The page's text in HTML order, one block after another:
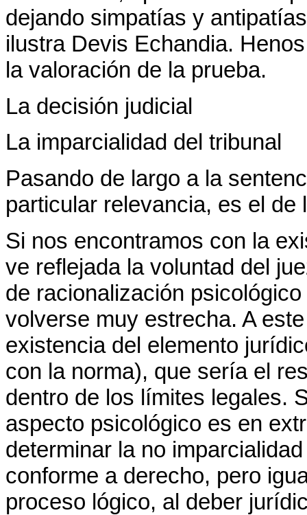
dejando simpatías y
ilustra Devis Echandia.
la valoración de la prueba.
La decisión judicial
La imparcialidad del tribunal
Pasando de largo a la
particular relevancia, es el de
Si nos encontramos con la
ve reflejada la voluntad del
de racionalización
volverse muy estrecha. A
existencia del elemento
con la norma), que sería el
dentro de los límites legales.
aspecto psicológico es en
determinar la no
conforme a derecho, pero
proceso lógico, al deber